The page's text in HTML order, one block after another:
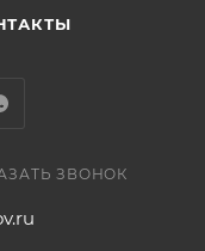
вправе
ЗВОНОК